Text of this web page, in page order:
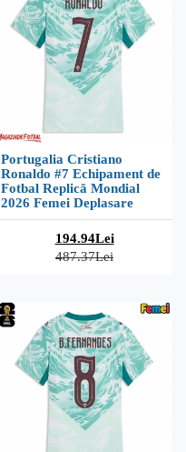
Portugalia Cristiano
Ronaldo #7 Echipament de
Fotbal Replică Mondial
2026 Femei Deplasare
194.94Lei
487.37Lei